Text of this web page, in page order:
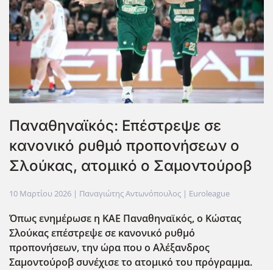
Παναθηναϊκός: Επέστρεψε σε
κανονικό ρυθμό προπονήσεων ο
Σλούκας, ατομικό ο Σαμοντούροβ
10 Μαρτίου 2026 | Παναγιώτης Αντωνόπουλος | Euroleague
Όπως ενημέρωσε η ΚΑΕ Παναθηναϊκός, ο Κώστας
Σλούκας επέστρεψε σε κανονικό ρυθμό
προπονήσεων, την ώρα που ο Αλέξανδρος
Σαμοντούροβ συνέχισε το ατομικό του πρόγραμμα.